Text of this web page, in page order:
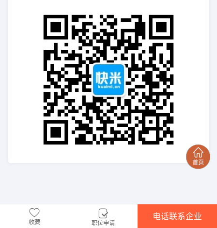
收藏 职位申请
电话联系企业